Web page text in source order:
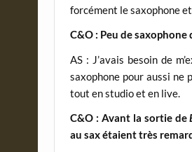
forcément le saxophone
C&O : Peu de
AS : J’avais besoin de
saxophone pour aussi
tout en studio et en live.
C&O : Avant la sortie de
au sax étaient très